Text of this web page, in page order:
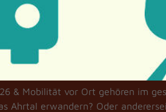
& Mobilität vor Ort gehören im
Ahrtal erwandern? Oder